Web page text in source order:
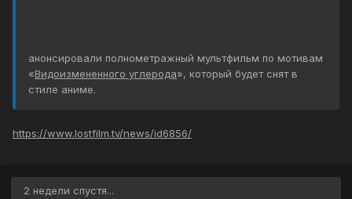
анонсировали полнометражный мультфильм по мотивам
«Видоизмененного углерода», который будет снят в
стиле аниме.
https://www.lostfilm.tv/news/id6856/
2 недели спустя...